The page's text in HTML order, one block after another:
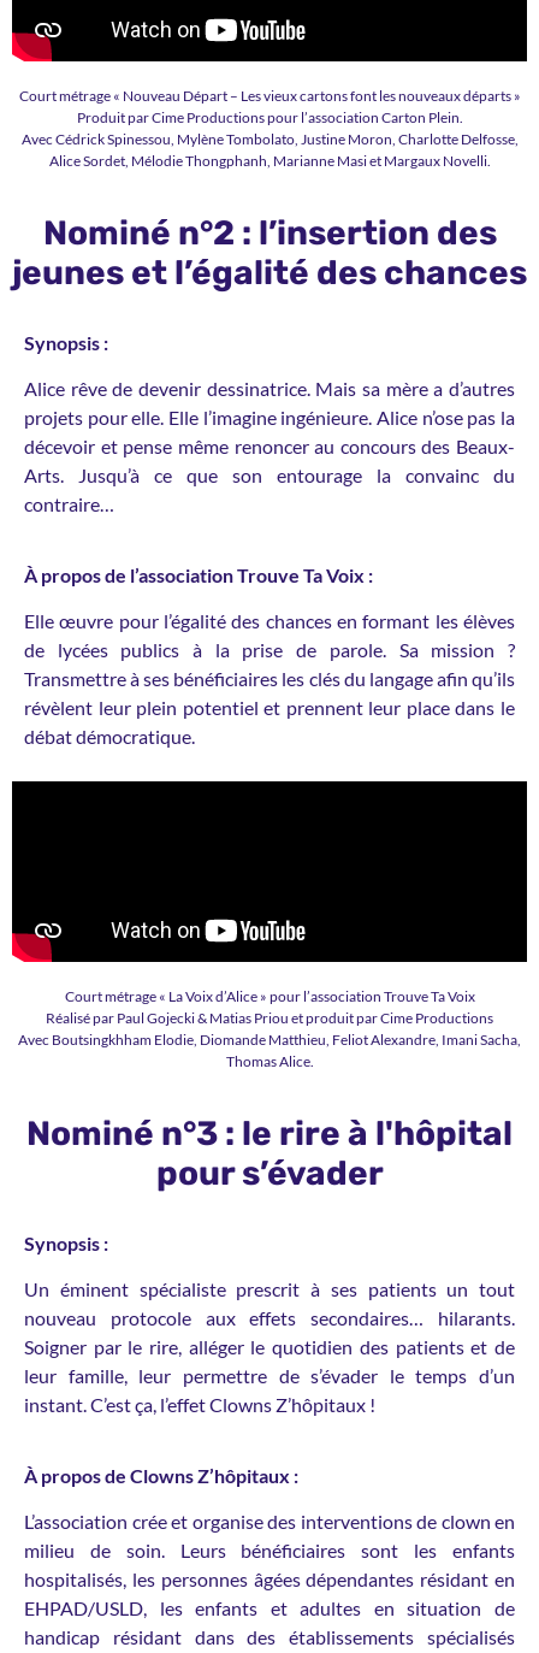
Court métrage « Nouveau Départ – Les vieux cartons font les nouveaux départs »
Produit par Cime Productions pour l’association Carton Plein.
Avec Cédrick Spinessou, Mylène Tombolato, Justine Moron, Charlotte Delfosse,
Alice Sordet, Mélodie Thongphanh, Marianne Masi et Margaux Novelli.
Nominé n°2 : l’insertion des
jeunes et l’égalité des chances
Synopsis :
Alice rêve de devenir dessinatrice. Mais sa mère a d’autres
projets pour elle. Elle l’imagine ingénieure. Alice n’ose pas la
décevoir et pense même renoncer au concours des Beaux-
Arts. Jusqu’à ce que son entourage la convainc du
contraire…
À propos de l’association Trouve Ta Voix :
Elle œuvre pour l’égalité des chances en formant les élèves
de lycées publics à la prise de parole. Sa mission ?
Transmettre à ses bénéficiaires les clés du langage afin qu’ils
révèlent leur plein potentiel et prennent leur place dans le
débat démocratique.
Court métrage « La Voix d’Alice » pour l’association Trouve Ta Voix
Réalisé par Paul Gojecki & Matias Priou et produit par Cime Productions
Avec Boutsingkhham Elodie, Diomande Matthieu, Feliot Alexandre, Imani Sacha,
Thomas Alice.
Nominé n°3 : le rire à l'hôpital
pour s’évader
Synopsis :
Un éminent spécialiste prescrit à ses patients un tout
nouveau protocole aux effets secondaires… hilarants.
Soigner par le rire, alléger le quotidien des patients et de
leur famille, leur permettre de s’évader le temps d’un
instant. C’est ça, l’effet Clowns Z’hôpitaux !
À propos de Clowns Z’hôpitaux :
L’association crée et organise des interventions de clown en
milieu de soin. Leurs bénéficiaires sont les enfants
hospitalisés, les personnes âgées dépendantes résidant en
EHPAD/USLD, les enfants et adultes en situation de
handicap résidant dans des établissements spécialisés